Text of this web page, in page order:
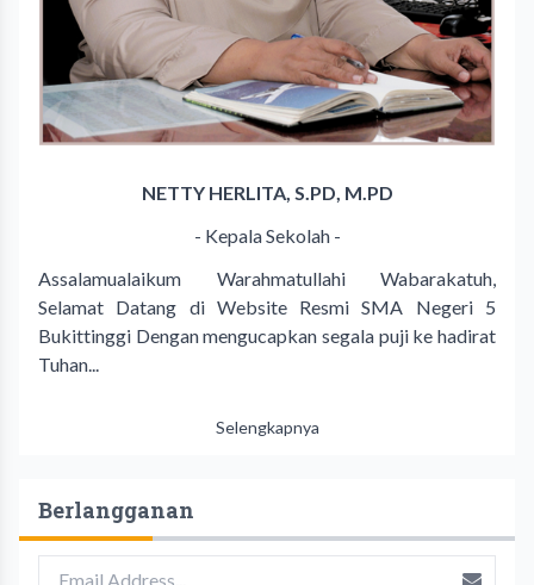
NETTY HERLITA, S.PD, M.PD
- Kepala Sekolah -
Assalamualaikum Warahmatullahi Wabarakatuh,
Selamat Datang di Website Resmi SMA Negeri 5
Bukittinggi Dengan mengucapkan segala puji ke hadirat
Tuhan...
Selengkapnya
Berlangganan